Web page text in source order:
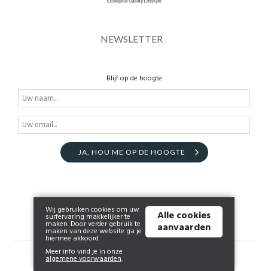
NEWSLETTER
Blijf op de hoogte
JA, HOU ME OP DE HOOGTE
© 2026 www.anna1909.be | Powered by
Wij gebruiken cookies om uw
surfervaring makkelijker te
maken. Door verder gebruik te
maken van deze website ga je
hiermee akkoord.
Meer info vind je in onze
algemene voorwaarden.
Alle cookies
aanvaarden